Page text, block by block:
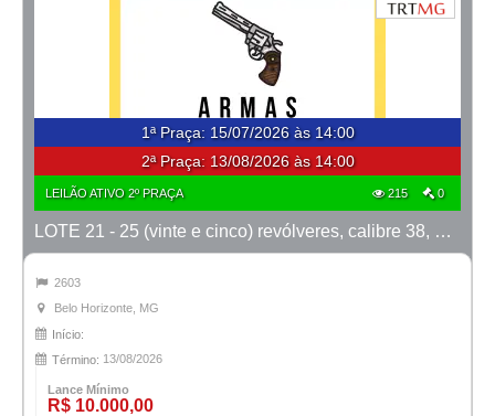
1ª Praça: 15/07/2026 às 14:00
2ª Praça: 13/08/2026 às 14:00
LEILÃO ATIVO 2º PRAÇA 215 0
LOTE 21 - 25 (vinte e cinco) revólveres, calibre 38, marcas Taurus e Rossi
2603
Belo Horizonte, MG
Início:
Término: 13/08/2026
Lance Mínimo
R$ 10.000,00